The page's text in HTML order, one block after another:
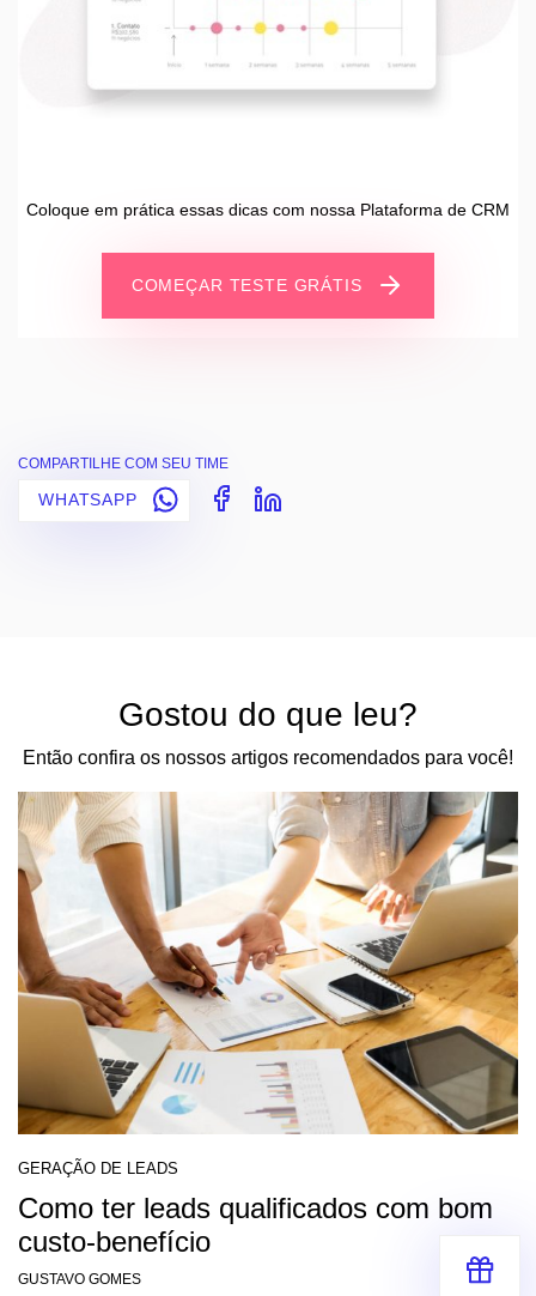
Coloque em prática essas dicas com nossa Plataforma de CRM
COMEÇAR TESTE GRÁTIS
COMPARTILHE COM SEU TIME
WHATSAPP
Gostou do que leu?
Então confira os nossos artigos recomendados para você!
GERAÇÃO DE LEADS
Como ter leads qualificados com bom
custo-benefício
GUSTAVO GOMES